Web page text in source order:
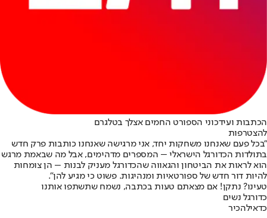
הכתבות ועידכוני הספורט החמים אצלך בטלגרם
להצטרפות
"בכל פעם שאנחנו משחקות יחד, אני מרגישה שאנחנו כותבות פרק חדש
בתולדות הכדורגל הישראלי – המספרים מדהימים, אבל מה שבאמת מרגש
הוא לראות את הביטחון והגאווה שהכדורגל מעניק לבנות – הן צומחות
להיות דור חדש של ספורטאיות ומנהיגות. פשוט כי מגיע להן".
טעינו? נתקן! אם מצאתם טעות בכתבה, נשמח שתשתפו אותנו
כדורגל נשים
כדאילהכיר